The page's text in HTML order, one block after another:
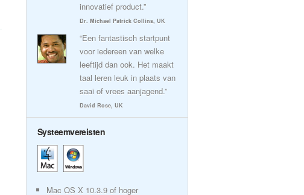
innovatief product.”
Dr. Michael Patrick Collins, UK
“Een fantastisch startpunt
voor iedereen van welke
leeftijd dan ook. Het maakt
taal leren leuk in plaats van
saai of vrees aanjagend.”
David Rose, UK
Systeemvereisten
Mac OS X 10.3.9 of hoger